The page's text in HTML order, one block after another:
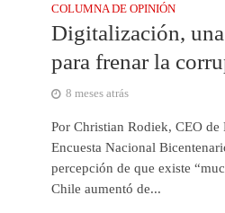
COLUMNA DE OPINIÓN
Digitalización,
para frenar la
8 meses atrás
Por Christian Rodiek, CEO
Encuesta Nacional
percepción de que existe
Chile aumentó de...